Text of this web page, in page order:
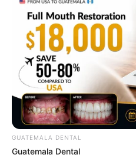
ราศีสิงห์
ความรัก: คนโสด ความรักที่
ส่วนคนไม่โสด หากคนรักพฤ
สัญญาณเตือนว่าเขากำลังสร้
GUATEMALA DENTAL
Guatemala Dental